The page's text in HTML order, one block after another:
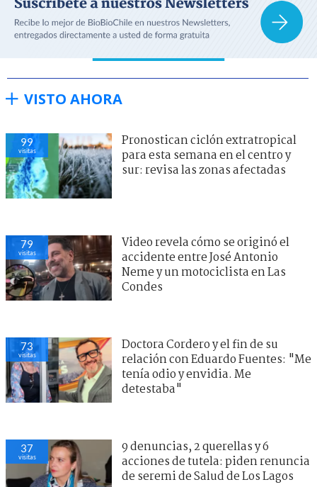
VISTO AHORA
99
visitas
Pronostican ciclón extratropical
para esta semana en el centro y
sur: revisa las zonas afectadas
79
visitas
Video revela cómo se originó el
accidente entre José Antonio
Neme y un motociclista en Las
Condes
73
visitas
Doctora Cordero y el fin de su
relación con Eduardo Fuentes: "Me
tenía odio y envidia. Me
detestaba"
37
visitas
9 denuncias, 2 querellas y 6
acciones de tutela: piden renuncia
de seremi de Salud de Los Lagos